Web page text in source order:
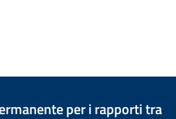
per i rapporti tra